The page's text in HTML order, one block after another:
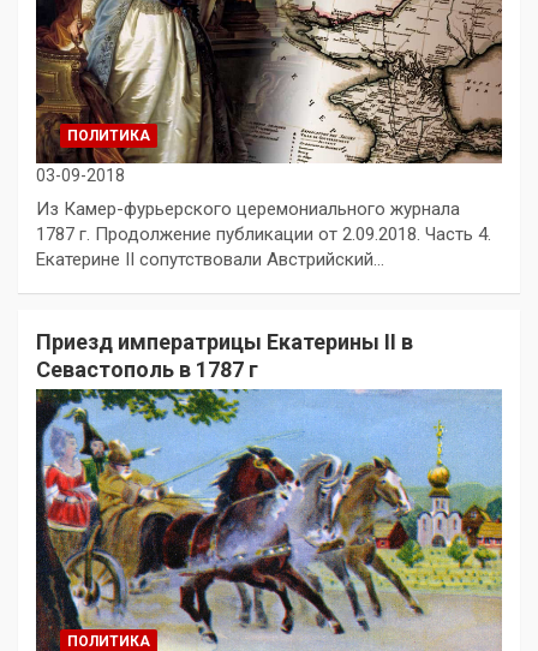
ПОЛИТИКА
03-09-2018
Из Камер-фурьерского церемониального журнала
1787 г. Продолжение публикации от 2.09.2018. Часть 4.
Екатерине II сопутствовали Австрийский…
Приезд императрицы Екатерины II в
Севастополь в 1787 г
ПОЛИТИКА